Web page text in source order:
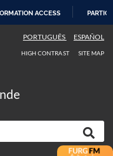
ACCESS
PORTUGUÊS ESPAÑOL
HIGH CONTRAST SITE MAP